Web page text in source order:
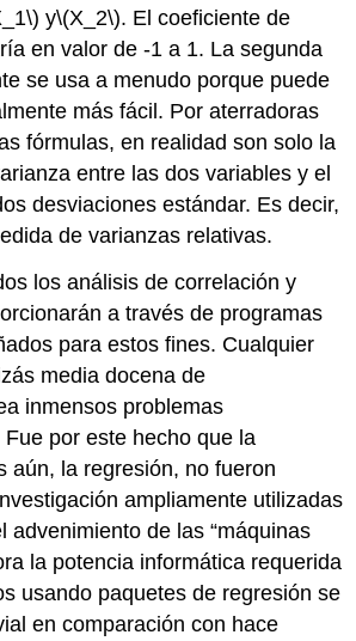
y\(X_2\). El coeficiente de
en valor de -1 a 1. La segunda
se usa a menudo porque puede
más fácil. Por aterradoras
fórmulas, en realidad son solo la
entre las dos variables y el
desviaciones estándar. Es decir,
de varianzas relativas.
los análisis de correlación y
a través de programas
para estos fines. Cualquier
media docena de
inmensos problemas
por este hecho que la
aún, la regresión, no fueron
ampliamente utilizadas
advenimiento de las “máquinas
la potencia informática requerida
usando paquetes de regresión se
en comparación con hace